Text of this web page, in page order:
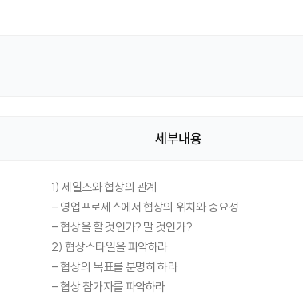
세부내용
1) 세일즈와 협상의 관계
- 영업프로세스에서 협상의 위치와 중요성
- 협상을 할 것인가? 말 것인가?
2) 협상스타일을 파악하라
- 협상의 목표를 분명히 하라
- 협상 참가자를 파악하라